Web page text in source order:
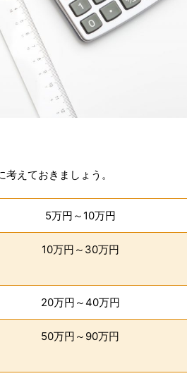
えておきましょう。
5万円～10万円
10万円～30万円
20万円～40万円
50万円～90万円